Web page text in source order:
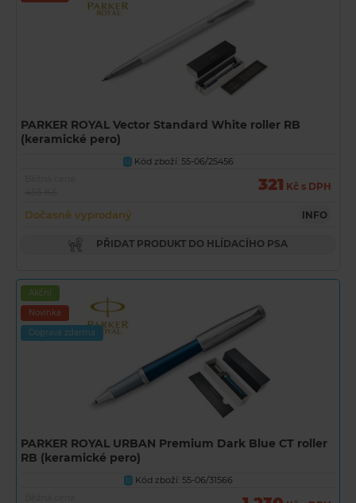
PARKER ROYAL Vector Standard White roller RB
(keramické pero)
U Kód zboží: 55-06/25456
321 Kč s DPH
Dočasně vyprodaný INFO
PŘIDAT PRODUKT DO HLÍDACÍHO PSA
Akční
Novinka
Doprava zdarma
PARKER ROYAL URBAN Premium Dark Blue CT roller
RB (keramické pero)
U Kód zboží: 55-06/31566